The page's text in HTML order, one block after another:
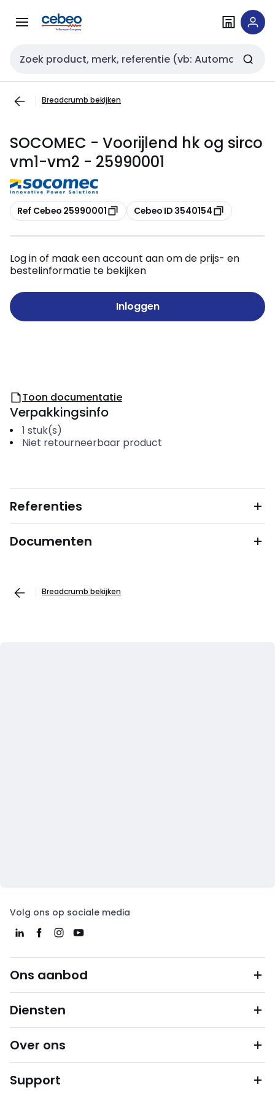
naar
naar
Zoekveld invoer
Breadcrumb bekijken
SOCOMEC - Voorijlend hk og sirco
vm1-vm2 - 25990001
Kopiëren
Ref Cebeo 25990001 Kopiëren
Cebeo ID 3540154
Log in of maak een account aan om de prijs- en
bestelinformatie te bekijken
Inloggen
Toon documentatie
Verpakkingsinfo
1 stuk(s)
Niet retourneerbaar product
Referenties
Documenten
Breadcrumb bekijken
Volg ons op sociale media
Ons aanbod
Diensten
Over ons
Support